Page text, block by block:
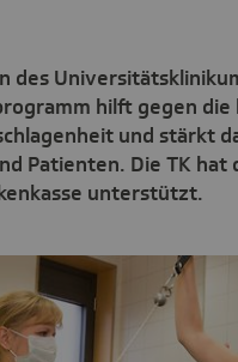
des
hilft gegen die
und stärkt
Patienten. Die TK hat
unterstützt.